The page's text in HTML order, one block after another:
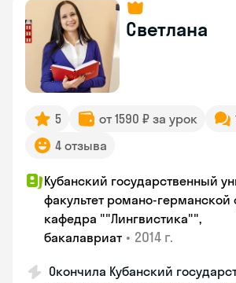
Светлана
5 от 1590 ₽ за урок
4 отзыва
Кубанский государственный
факультет романо-германской
кафедра ""Лингвистика"",
бакалавриат • 2014 г.
Окончила Кубанский